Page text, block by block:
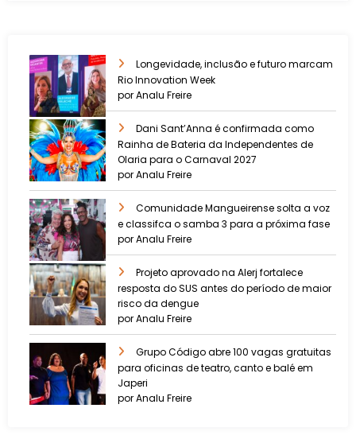
Longevidade, inclusão e futuro marcam
Rio Innovation Week
por Analu Freire
Dani Sant’Anna é confirmada como
Rainha de Bateria da Independentes de
Olaria para o Carnaval 2027
por Analu Freire
Comunidade Mangueirense solta a voz
e classifca o samba 3 para a próxima fase
por Analu Freire
Projeto aprovado na Alerj fortalece
resposta do SUS antes do período de maior
risco da dengue
por Analu Freire
Grupo Código abre 100 vagas gratuitas
para oficinas de teatro, canto e balé em
Japeri
por Analu Freire